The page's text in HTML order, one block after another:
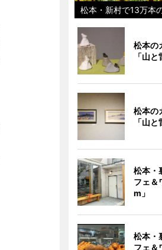
松本・新村で13万本
松本の
「山と
松本の
「山と
松本・
フェ＆
m」
松本・
フェ＆